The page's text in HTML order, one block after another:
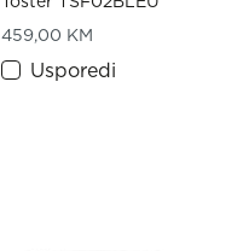
459,00 KM
Usporedi